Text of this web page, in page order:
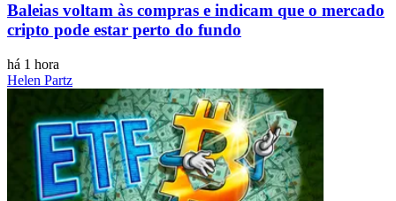
Baleias voltam às compras e indicam que o mercado
cripto pode estar perto do fundo
há 1 hora
Helen Partz